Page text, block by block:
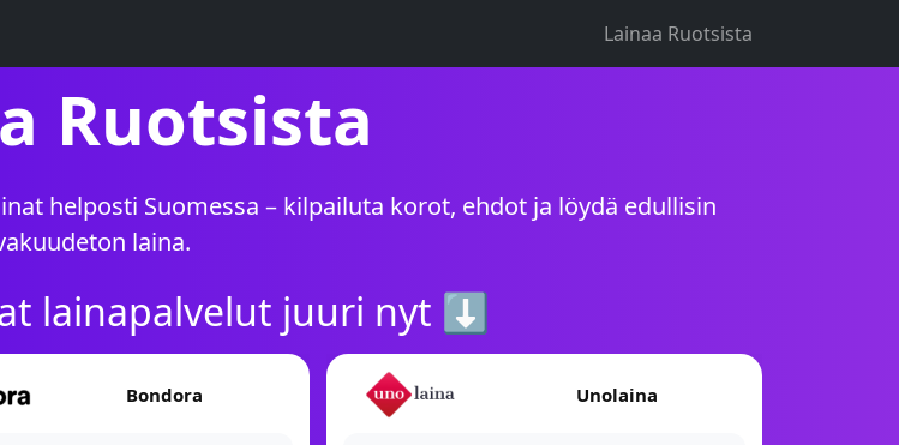
Lainaa Ruotsista
Ruotsista
helposti Suomessa – kilpailuta korot, ehdot ja löydä edullisin
laina.
lainapalvelut juuri nyt ⬇
Bondora Unolaina